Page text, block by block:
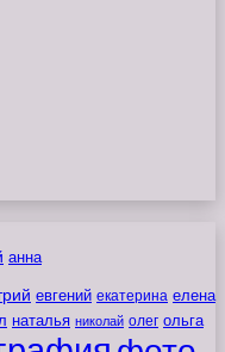
анна
евгений екатерина елена
наталья николай олег ольга